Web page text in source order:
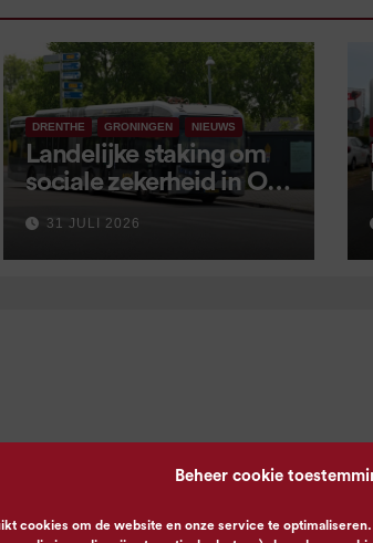
Beheer cookie
cookies om de website en onze service te
DRENTHE GRONINGEN NIEUWS
Landelijke staking om
sociale zekerheid in OV
aangekondigd voor 9
september
31 JULI 2026